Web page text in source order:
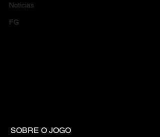
Noticias
FG
SOBRE O JOGO